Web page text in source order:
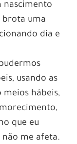
nascimento
brota uma
dia e
usando as
hábeis,
que eu
me afeta.